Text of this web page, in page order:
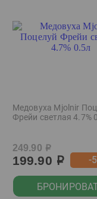
Медовуха Mjolnir
Фрейи светлая 4.7%
249.90 р
199.90 р -